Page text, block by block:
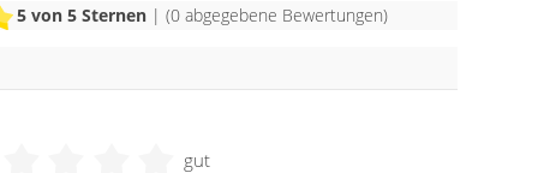
5von 5 Sternen | (0abgegebene Bewertungen)
gut